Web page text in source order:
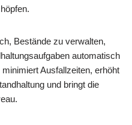
Bestände zu verwalten,
automatisch
Ausfallzeiten, erhöht
und bringt die